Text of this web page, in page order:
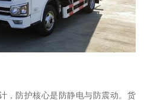
，防护核心是防静电与防震动。货